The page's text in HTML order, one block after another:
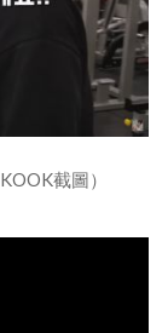
截圖）